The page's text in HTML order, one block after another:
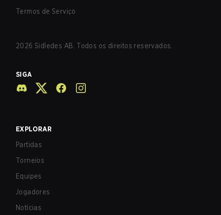
Termos de Serviço
2026 Sidledes AB. Todos os direitos reservados.
SIGA
EXPLORAR
Partidas
Torneios
Equipes
Jogadores
Notícias